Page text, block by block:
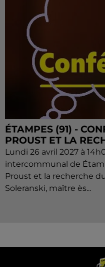
ÉTAMPES (91) -
PROUST ET LA
Lundi 26 avril 2027 à
intercommunal de
Proust et la recherche
Soleranski, maître ès...